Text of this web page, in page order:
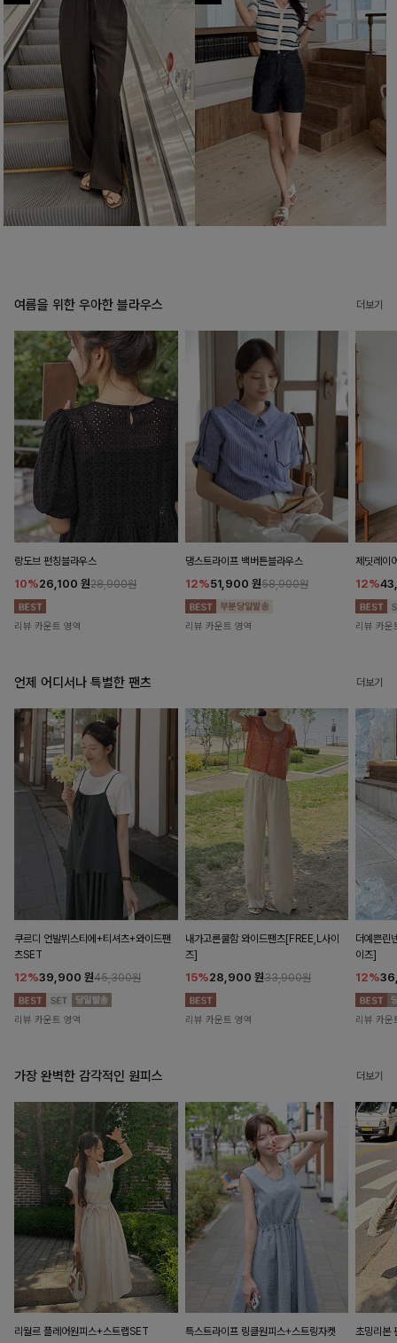
여름을 위한 우아한 블라우스 더보기
랑도브 펀칭블라우스
10%26,100 원28,900원
리뷰 카운트 영역
댕스트라이프 백버튼블라우스
12%51,900 원58,900원
리뷰 카운트 영역
제딧레이
12%
리뷰 카운
언제 어디서나 특별한 팬츠 더보기
쿠르디 언발뷔스티에+티셔츠+와이드팬
츠SET
12%39,900 원45,300원
리뷰 카운트 영역
내가고른쿨함 와이드팬츠[FREE,L사이
즈]
15%28,900 원33,900원
리뷰 카운트 영역
더예쁜린
이즈]
12%
리뷰 카운
가장 완벽한 감각적인 원피스 더보기
리월르 플레어원피스+스트랩SET
특스트라이프 링클원피스+스트링자켓
초밍리본